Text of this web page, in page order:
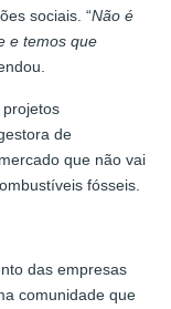
sociais. “Não é
e temos que
de
que não vai
fósseis.
das empresas
comunidade que